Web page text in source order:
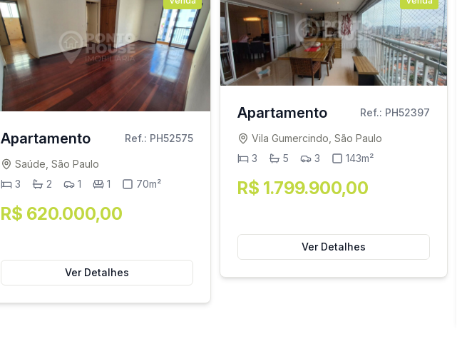
Apartamento Ref.: PH52575
Saúde, São Paulo
3
2 1 1 70m²
R$ 620.000,00
Ver Detalhes
Apartamento Ref.: PH52397
Vila Gumercindo, São Paulo
3
5 3 143m²
R$ 1.799.900,00
Ver Detalhes